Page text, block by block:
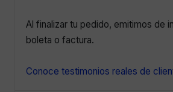
Al finalizar tu pedido, emitimos de
boleta o factura.
Conoce testimonios reales de